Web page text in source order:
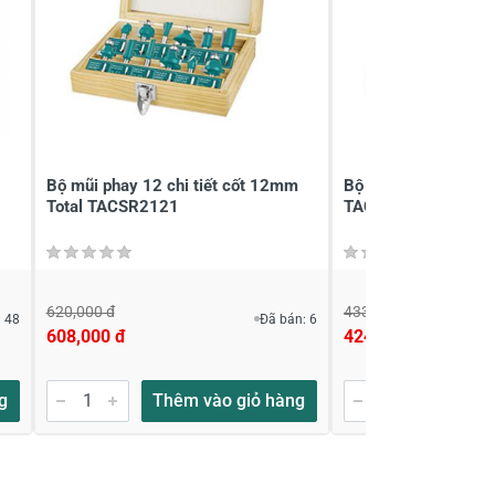
48
Bộ mũi phay 12 chi tiết cốt 12mm
Total TACSR2121
620,000 đ
608,000 đ
Đã bán: 6
Thêm vào giỏ hàng
Bộ mũi phay 12 chi
TACSR1121 8mm
433,000 đ
424,000 đ